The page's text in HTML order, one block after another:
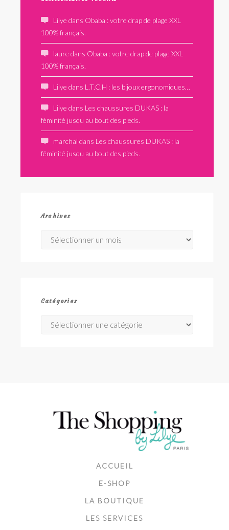
Lilye dans Obaba : votre drap de plage XXL
100% français.
laure dans Obaba : votre drap de plage XXL
100% français.
Lilye dans L.T.C.H : les bijoux ergonomiques…
Lilye dans Les chaussures DUKAS : la
féminité jusqu au bout des pieds.
marchal dans Les chaussures DUKAS : la
féminité jusqu au bout des pieds.
Archives
Catégories
ACCUEIL
E-SHOP
LA BOUTIQUE
LES SERVICES